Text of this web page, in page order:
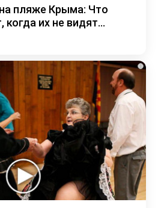
пляже Крыма: Что
их не видят...
i